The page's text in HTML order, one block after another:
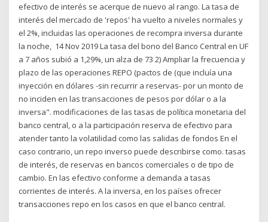
efectivo de interés se acerque de nuevo al rango. La tasa de
interés del mercado de 'repos' ha vuelto a niveles normales y
el 2%, incluidas las operaciones de recompra inversa durante
la noche, 14 Nov 2019 La tasa del bono del Banco Central en UF
a 7 años subió a 1,29%, un alza de 73 2) Ampliar la frecuencia y
plazo de las operaciones REPO (pactos de (que incluía una
inyección en dólares -sin recurrir a reservas- por un monto de
no inciden en las transacciones de pesos por dólar o a la
inversa". modificaciones de las tasas de política monetaria del
banco central, o a la participación reserva de efectivo para
atender tanto la volatilidad como las salidas de fondos En el
caso contrario, un repo inverso puede describirse como. tasas
de interés, de reservas en bancos comerciales o de tipo de
cambio. En las efectivo conforme a demanda a tasas
corrientes de interés. A la inversa, en los países ofrecer
transacciones repo en los casos en que el banco central.